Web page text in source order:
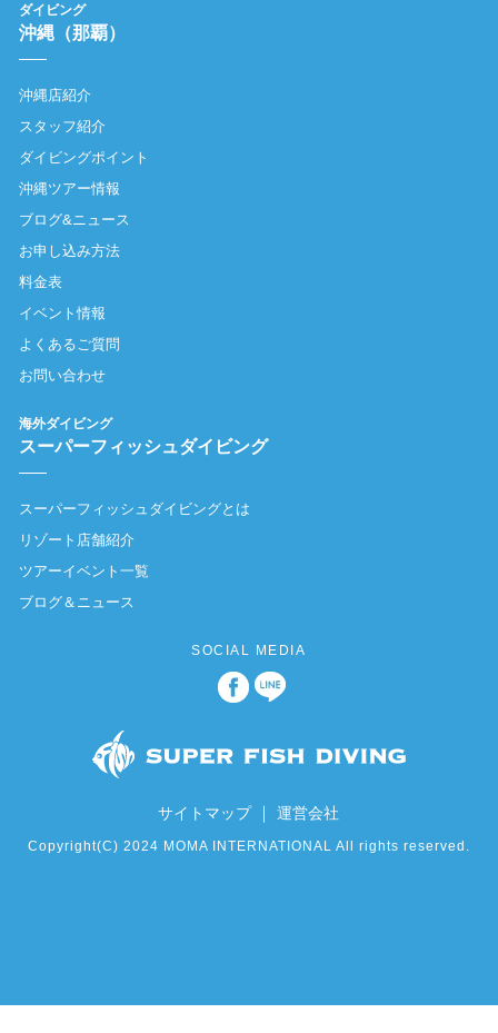
ダイビング
沖縄（那覇）
沖縄店紹介
スタッフ紹介
ダイビングポイント
沖縄ツアー情報
ブログ&ニュース
お申し込み方法
料金表
イベント情報
よくあるご質問
お問い合わせ
海外ダイビング
スーパーフィッシュダイビング
スーパーフィッシュダイビングとは
リゾート店舗紹介
ツアーイベント一覧
ブログ＆ニュース
SOCIAL MEDIA
サイトマップ｜運営会社
Copyright(C) 2024 MOMA INTERNATIONAL All rights reserved.